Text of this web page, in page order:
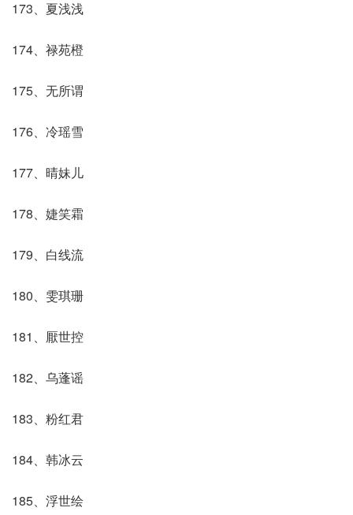
173、夏浅浅
174、禄苑橙
175、无所谓
176、冷瑶雪
177、晴妹儿
178、婕笑霜
179、白线流
180、雯琪珊
181、厭世控
182、乌蓬谣
183、粉红君
184、韩冰云
185、浮世绘